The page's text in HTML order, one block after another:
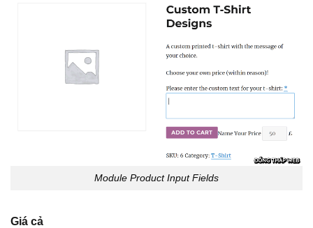
Module Product Input Fields
Giá cả